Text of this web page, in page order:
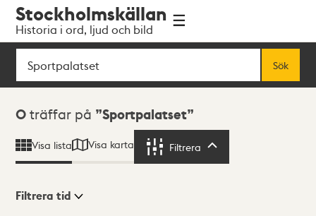
navigationen
huvudinnehållet
Stockholmskällan
Historia i ord, ljud och bild
Sök
Sök
Sökresultat
0 träffar på Sportpalatset
Visa lista Visa karta Filtrera
Filtrera tid